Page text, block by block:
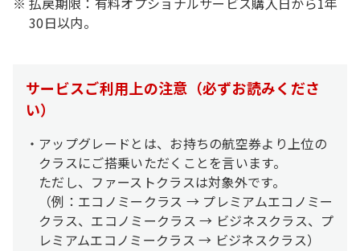
30日以内。
サービスご利用上の注意（必ずお読みくださ
い）
アップグレードとは、お持ちの航空券より上位の
クラスにご搭乗いただくことを言います。
ただし、ファーストクラスは対象外です。
（例：エコノミークラス → プレミアムエコノミー
クラス、エコノミークラス → ビジネスクラス、プ
レミアムエコノミークラス → ビジネスクラス）